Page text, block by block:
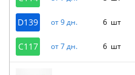
D139 от 9 дн. 6 шт
C117 от 7 дн. 6 шт